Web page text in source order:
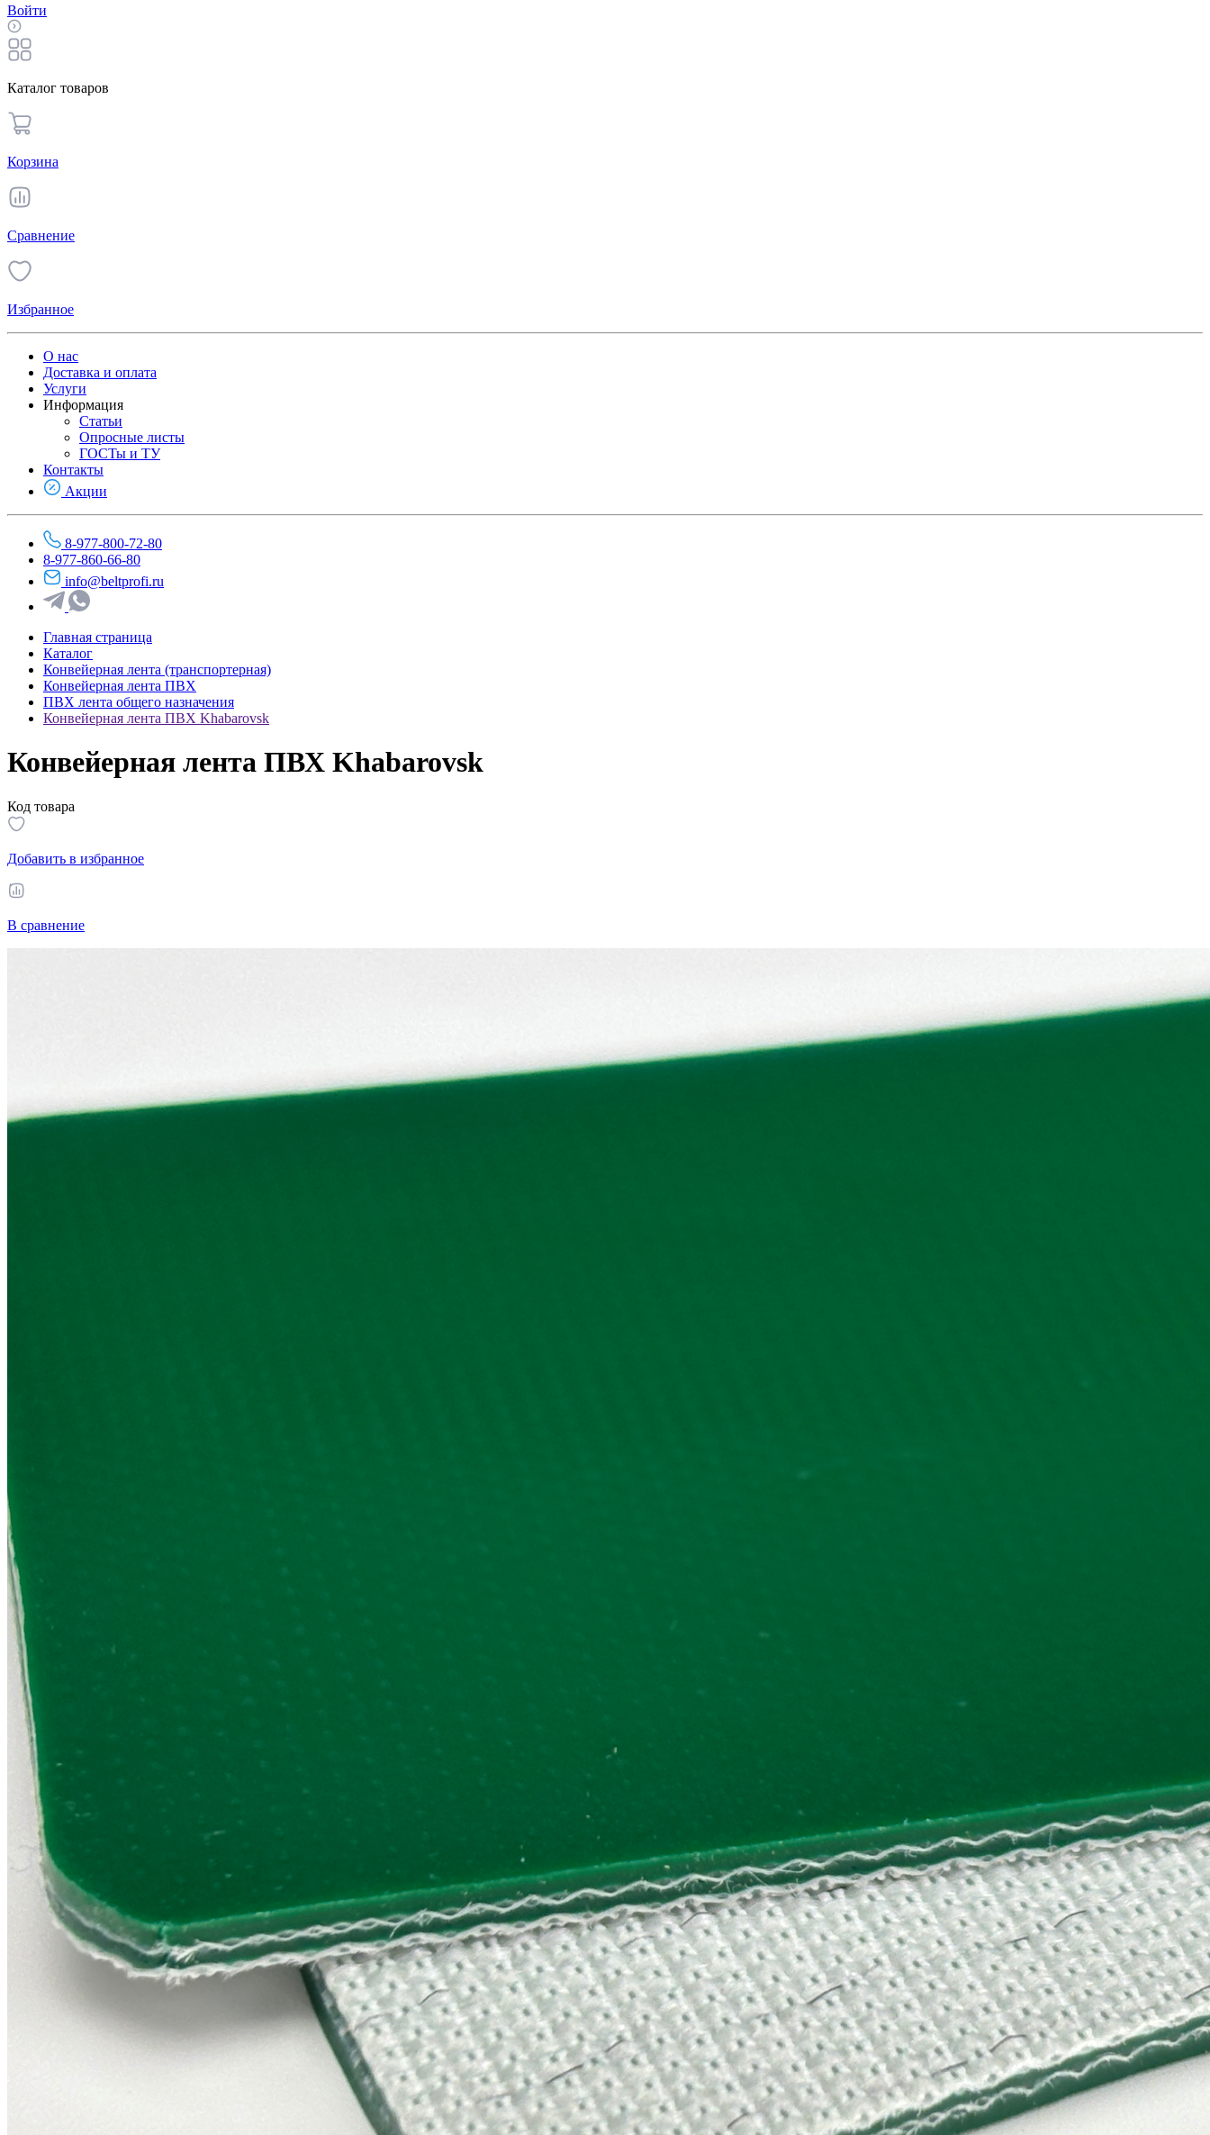
Войти
Каталог товаров
Корзина
Сравнение
Избранное
О нас
Доставка и оплата
Услуги
Информация
Статьи
Опросные листы
ГОСТы и ТУ
Контакты
Акции
8-977-800-72-80
8-977-860-66-80
info@beltprofi.ru
Главная страница
Каталог
Конвейерная лента (транспортерная)
Конвейерная лента ПВХ
ПВХ лента общего назначения
Конвейерная лента ПВХ Khabarovsk
Конвейерная лента ПВХ Khabarovsk
Код товара
Добавить в избранное
В сравнение